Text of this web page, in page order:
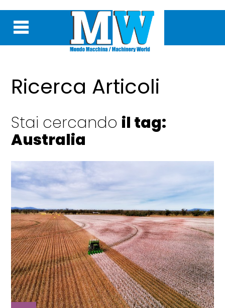
Ricerca Articoli
Stai cercando il tag:
Australia